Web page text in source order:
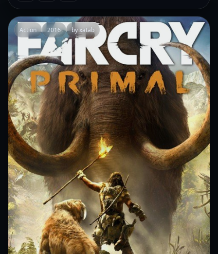
Action 2016 by xatab